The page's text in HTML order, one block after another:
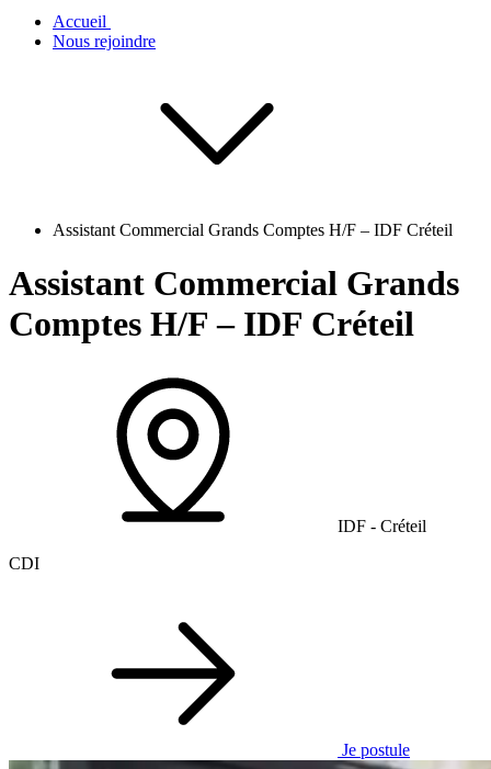
Accueil
Nous rejoindre
Assistant Commercial Grands Comptes H/F – IDF Créteil
Assistant Commercial Grands
Comptes H/F – IDF Créteil
IDF - Créteil
CDI
Je postule